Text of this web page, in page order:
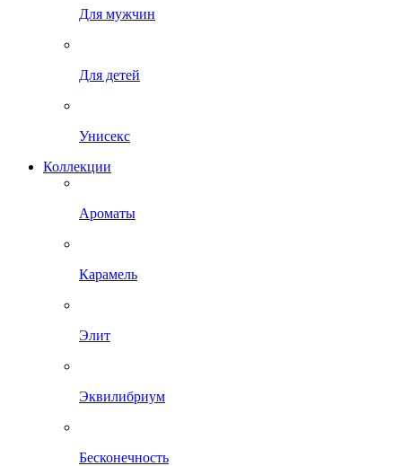
Для мужчин
Для детей
Унисекс
Коллекции
Ароматы
Карамель
Элит
Эквилибриум
Бесконечность